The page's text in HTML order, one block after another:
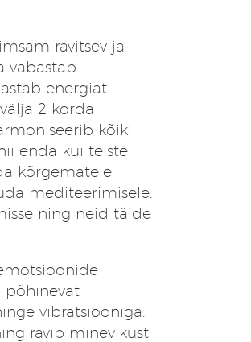
ravitsev ja
vabastab
energiat.
2 korda
kõiki
enda kui teiste
kõrgematele
mediteerimisele.
ning neid täide
põhinevat
vibratsiooniga.
ravib minevikust